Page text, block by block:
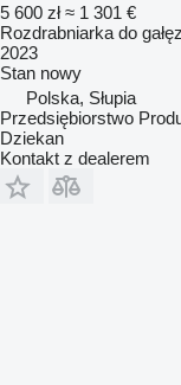
5 600 zł ≈ 1 301 €
Rozdrabniarka do
2023
Stan nowy
Polska, Słupia
Przedsiębiorstwo
Dziekan
Kontakt z dealerem